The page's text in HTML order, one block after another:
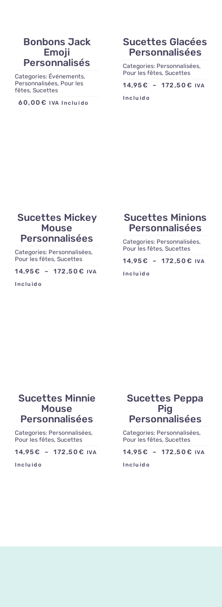
Bonbons Jack
Emoji
Personnalisés
Categories: Événements,
Personnalisées, Pour les
fêtes, Sucettes
60,00 € IVA Incluido
Sucettes Glacées
Personnalisées
Categories: Personnalisées,
Pour les fêtes, Sucettes
14,95€ – 172,50 € Plage
IVA
Incluido
Sucettes Mickey
Mouse
Personnalisées
Categories: Personnalisées,
Pour les fêtes, Sucettes
14,95€ – 172,50 € Plage
IVA
Incluido
Sucettes Minions
Personnalisées
Categories: Personnalisées,
Pour les fêtes, Sucettes
14,95€ – 172,50 € Plage
IVA
Incluido
Sucettes Minnie
Mouse
Personnalisées
Categories: Personnalisées,
Pour les fêtes, Sucettes
14,95€ – 172,50 € Plage
IVA
Incluido
Sucettes Peppa
Pig
Personnalisées
Categories: Personnalisées,
Pour les fêtes, Sucettes
14,95€ – 172,50 € Plage
IVA
Incluido